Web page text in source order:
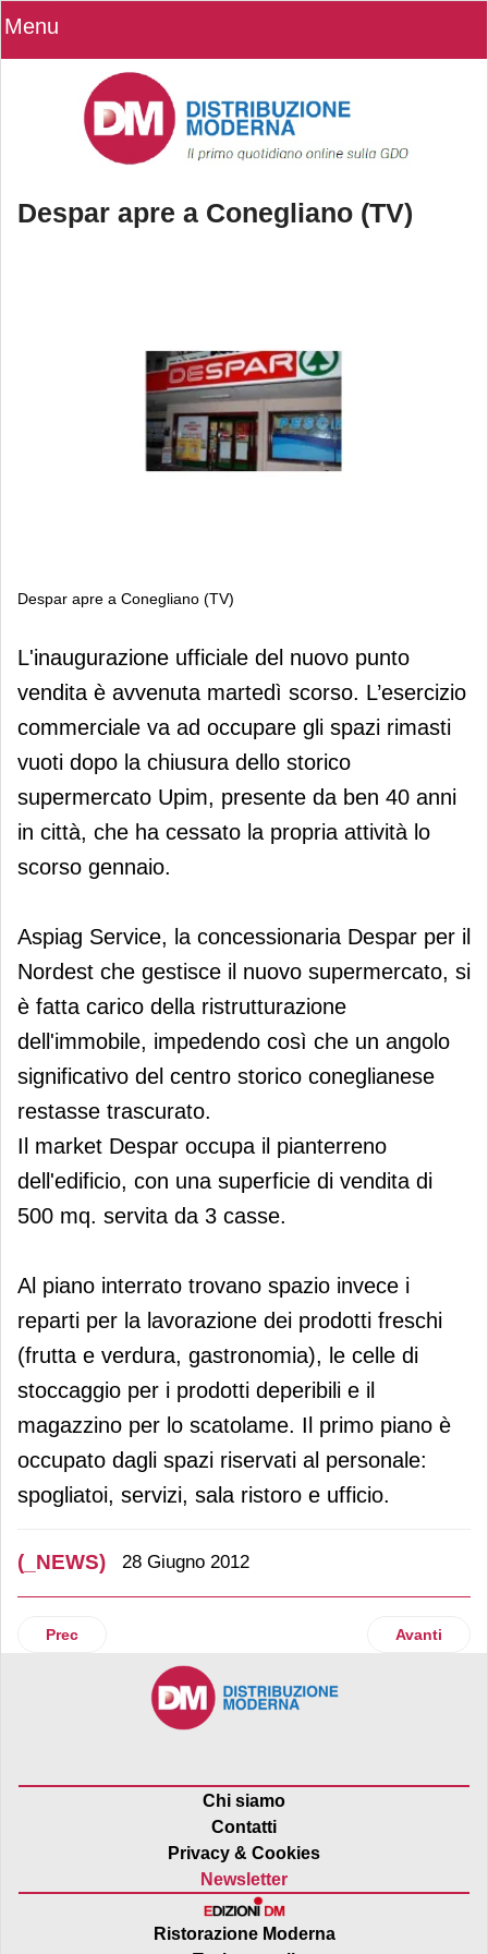
Menu
Despar apre a Conegliano (TV)
Despar apre a Conegliano (TV)
Despar apre a Conegliano (TV)
L'inaugurazione ufficiale del nuovo punto
vendita è avvenuta martedì scorso. L’esercizio
commerciale va ad occupare gli spazi rimasti
vuoti dopo la chiusura dello storico
supermercato Upim, presente da ben 40 anni
in città, che ha cessato la propria attività lo
scorso gennaio.
Aspiag Service, la concessionaria Despar per il
Nordest che gestisce il nuovo supermercato, si
è fatta carico della ristrutturazione
dell'immobile, impedendo così che un angolo
significativo del centro storico coneglianese
restasse trascurato.
Il market Despar occupa il pianterreno
dell'edificio, con una superficie di vendita di
500 mq. servita da 3 casse.
Al piano interrato trovano spazio invece i
reparti per la lavorazione dei prodotti freschi
(frutta e verdura, gastronomia), le celle di
stoccaggio per i prodotti deperibili e il
magazzino per lo scatolame. Il primo piano è
occupato dagli spazi riservati al personale:
spogliatoi, servizi, sala ristoro e ufficio.
(_NEWS) 28 Giugno 2012
Articolo precedente: Due nuovi ingressi in Ingenico Italia
Prec Articolo
Avanti
Chi siamo
Contatti
Privacy & Cookies
Newsletter
Ristorazione Moderna